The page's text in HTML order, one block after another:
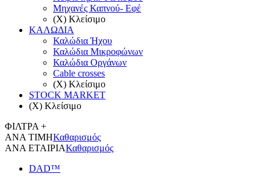
Μηχανές Καπνού- Eφέ
(X) Κλείσιμο
ΚΑΛΩΔΙΑ
Καλώδια Ήχου
Καλώδια Μικροφώνων
Καλώδια Οργάνων
Cable crosses
(X) Κλείσιμο
STOCK MARKET
(X) Κλείσιμο
ΦΙΛΤΡΑ +
ΑΝΑ ΤΙΜΗΚαθαρισμός
ΑΝΑ ΕΤΑΙΡΙΑΚαθαρισμός
DAD™